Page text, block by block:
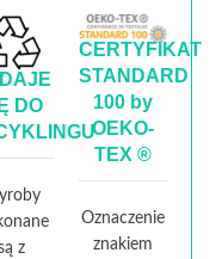
DO
z
CERTYFIKAT
STANDARD
100 by
OEKO-
TEX ®
Oznaczenie
znakiem